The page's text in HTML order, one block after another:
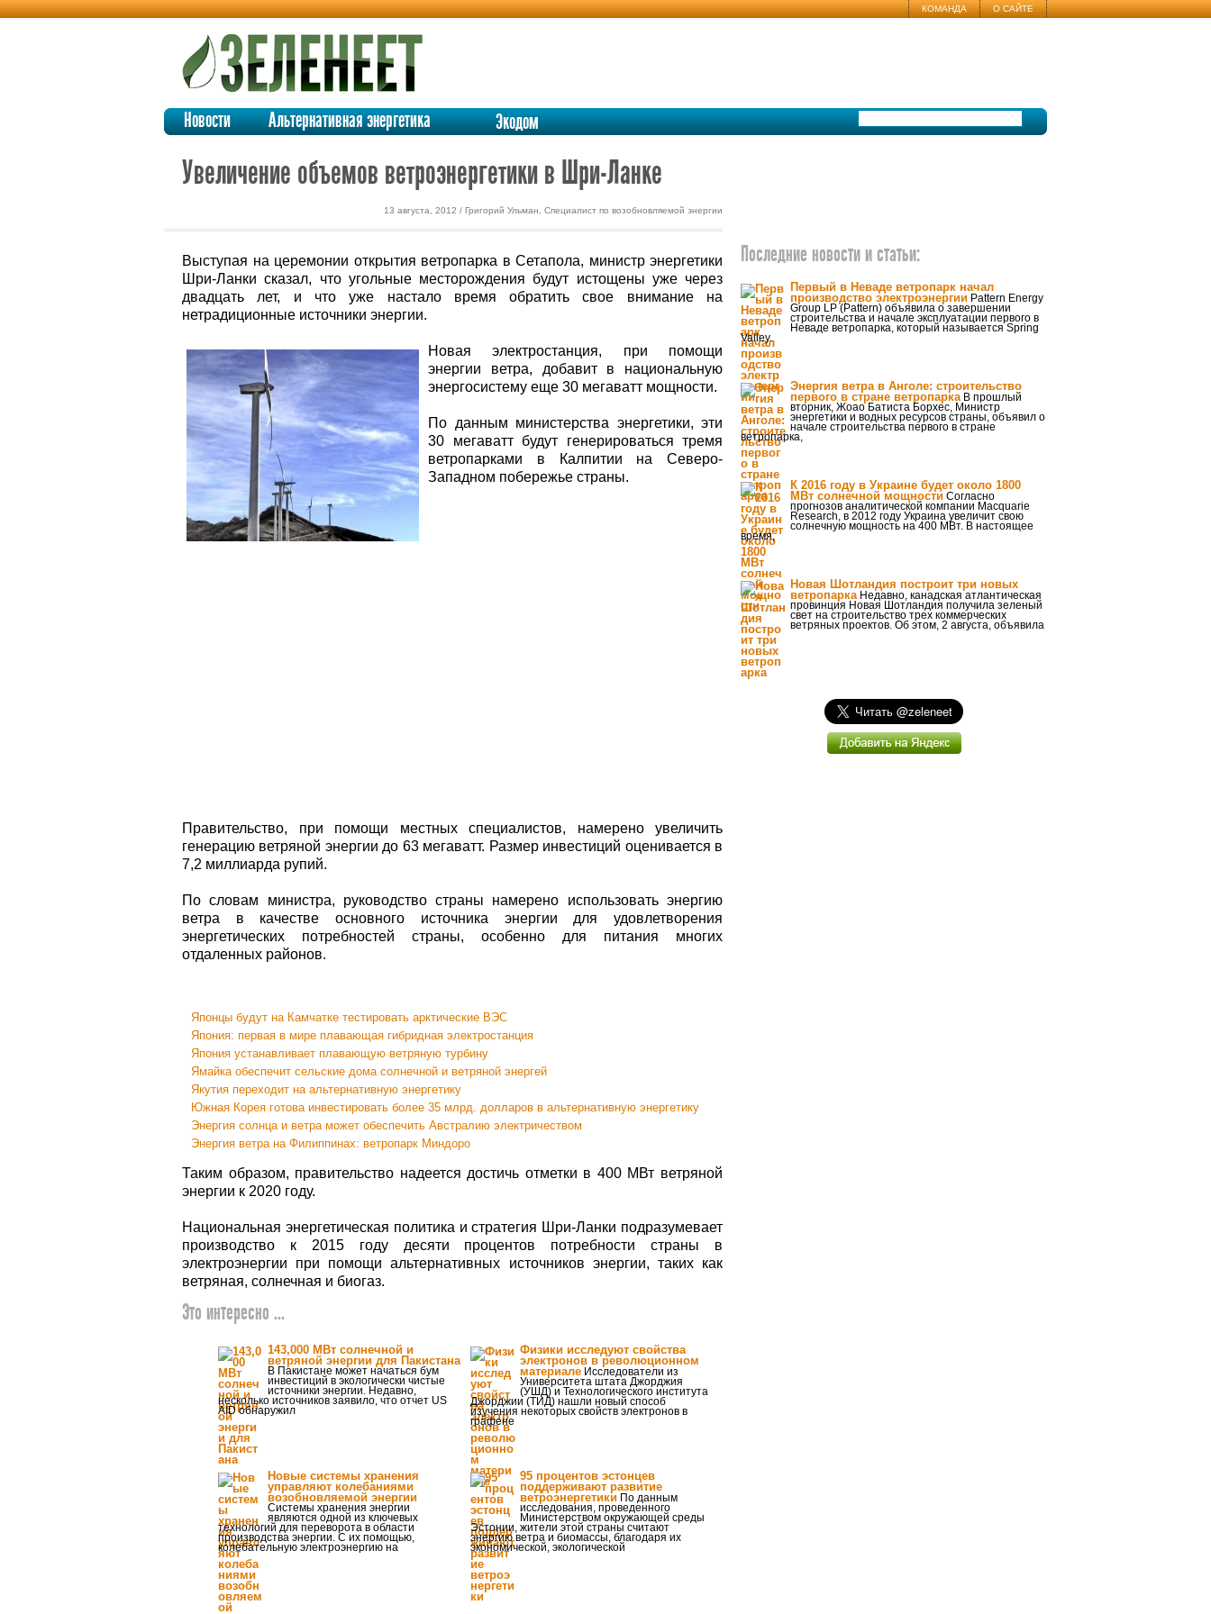
КОМАНДА О САЙТЕ
Новости Альтернативная энергетика Экодом
Увеличение объемов ветроэнергетики в Шри-Ланке
13 августа, 2012 / Григорий Ульман, Специалист по возобновляемой энергии
Выступая на церемонии открытия ветропарка в Сетапола, министр энергетики
Шри-Ланки сказал, что угольные месторождения будут истощены уже через
двадцать лет, и что уже настало время обратить свое внимание на
нетрадиционные источники энергии.
Новая электростанция, при помощи
энергии ветра, добавит в национальную
энергосистему еще 30 мегаватт мощности.
По данным министерства энергетики, эти
30 мегаватт будут генерироваться тремя
ветропарками в Калпитии на Северо-
Западном побережье страны.
Правительство, при помощи местных специалистов, намерено увеличить
генерацию ветряной энергии до 63 мегаватт. Размер инвестиций оценивается в
7,2 миллиарда рупий.
По словам министра, руководство страны намерено использовать энергию
ветра в качестве основного источника энергии для удовлетворения
энергетических потребностей страны, особенно для питания многих
отдаленных районов.
Японцы будут на Камчатке тестировать арктические ВЭС
Япония: первая в мире плавающая гибридная электростанция
Япония устанавливает плавающую ветряную турбину
Ямайка обеспечит сельские дома солнечной и ветряной энергей
Якутия переходит на альтернативную энергетику
Южная Корея готова инвестировать более 35 млрд. долларов в альтернативную энергетику
Энергия солнца и ветра может обеспечить Австралию электричеством
Энергия ветра на Филиппинах: ветропарк Миндоро
Таким образом, правительство надеется достичь отметки в 400 МВт ветряной
энергии к 2020 году.
Национальная энергетическая политика и стратегия Шри-Ланки подразумевает
производство к 2015 году десяти процентов потребности страны в
электроэнергии при помощи альтернативных источников энергии, таких как
ветряная, солнечная и биогаз.
Это интересно ...
143,000 МВт солнечной и
ветряной энергии для Пакистана
В Пакистане может начаться бум
инвестиций в экологически чистые
источники энергии. Недавно,
несколько источников заявило, что отчет US
AID обнаружил
Физики исследуют свойства
электронов в революционном
материале Исследователи из
Университета штата Джорджия
(УШД) и Технологического института
Джорджии (ТИД) нашли новый способ
изучения некоторых свойств электронов в
графене
Новые системы хранения
управляют колебаниями
возобновляемой энергии
Системы хранения энергии
являются одной из ключевых
технологий для переворота в области
производства энергии. С их помощью,
колебательную электроэнергию на
95 процентов эстонцев
поддерживают развитие
ветроэнергетики По данным
исследования, проведенного
Министерством окружающей среды
Эстонии, жители этой страны считают
энергию ветра и биомассы, благодаря их
экономической, экологической
Последние новости и статьи:
Первый в Неваде ветропарк начал
производство электроэнергии Pattern Energy
Group LP (Pattern) объявила о завершении
строительства и начале эксплуатации первого в
Неваде ветропарка, который называется Spring
Valley.
Энергия ветра в Анголе: строительство
первого в стране ветропаркаВ прошлый
вторник, Жоао Батиста Борхес, Министр
энергетики и водных ресурсов страны, объявил о
начале строительства первого в стране
ветропарка,
К 2016 году в Украине будет около 1800
МВт солнечной мощности Согласно
прогнозов аналитической компании Macquarie
Research, в 2012 году Украина увеличит свою
солнечную мощность на 400 МВт. В настоящее
время,
Новая Шотландия построит три новых
ветропаркаНедавно, канадская атлантическая
провинция Новая Шотландия получила зеленый
свет на строительство трех коммерческих
ветряных проектов. Об этом, 2 августа, объявила